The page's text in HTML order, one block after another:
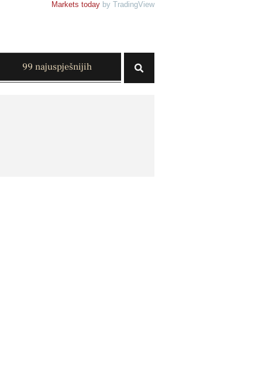
Markets today by TradingView
99 najuspješnijih